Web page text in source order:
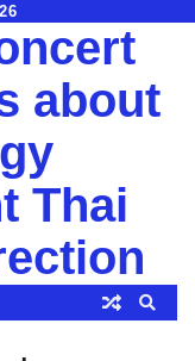
about
Thai